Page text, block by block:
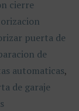
cierre
puerta de
de
automaticas,
de garaje